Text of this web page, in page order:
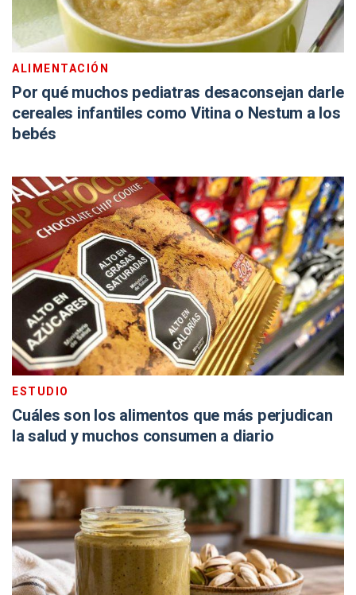
ALIMENTACIÓN
Por qué muchos pediatras desaconsejan darle
cereales infantiles como Vitina o Nestum a los
bebés
ESTUDIO
Cuáles son los alimentos que más perjudican
la salud y muchos consumen a diario